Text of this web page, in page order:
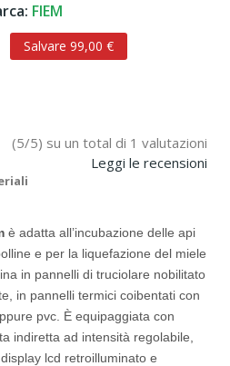
FIEM
Salvare 99,00 €
(5/5) su un total di 1 valutazioni
Leggi le recensioni
è adatta all’incubazione delle api
e per la liquefazione del miele
in pannelli di truciolare nobilitato
in pannelli termici coibentati con
pvc. È equipaggiata con
indiretta ad intensità regolabile,
lcd retroilluminato e